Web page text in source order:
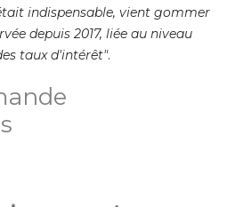
indispensable, vient gommer
depuis 2017, liée au niveau
taux d'intérêt".